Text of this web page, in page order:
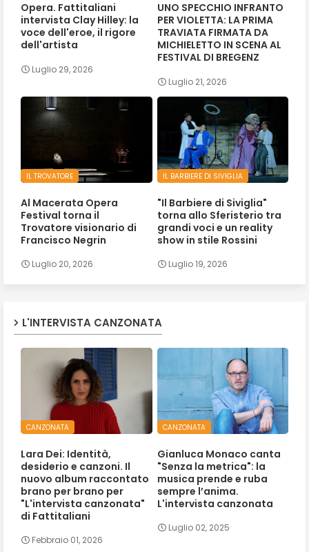
Opera. Fattitaliani
intervista Clay Hilley: la
voce dell'eroe, il rigore
dell'artista
Luglio 29, 2026
UNO SPECCHIO INFRANTO
PER VIOLETTA: LA PRIMA
TRAVIATA FIRMATA DA
MICHIELETTO IN SCENA AL
FESTIVAL DI BREGENZ
Luglio 21, 2026
IL TROVATORE
Al Macerata Opera
Festival torna il
Trovatore visionario di
Francisco Negrin
Luglio 20, 2026
IL BARBIERE DI SIVIGLIA
"Il Barbiere di Siviglia"
torna allo Sferisterio tra
grandi voci e un reality
show in stile Rossini
Luglio 19, 2026
L'INTERVISTA CANZONATA
CANZONATA
Lara Dei: Identità,
desiderio e canzoni. Il
nuovo album raccontato
brano per brano per
"L'intervista canzonata"
di Fattitaliani
Febbraio 01, 2026
CANZONATA
Gianluca Monaco canta
"Senza la metrica": la
musica prende e ruba
sempre l’anima.
L'intervista canzonata
Luglio 02, 2025